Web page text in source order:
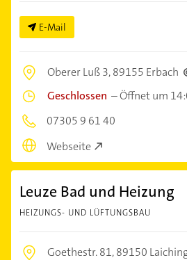
E-Mail
Oberer Luß 3,89155 Erbach
Geschlossen –Öffnet um
07305 9 61 40
Webseite
Leuze Bad und Heizung
HEIZUNGS- UND LÜFTUNGSBAU
Goethestr. 81,89150